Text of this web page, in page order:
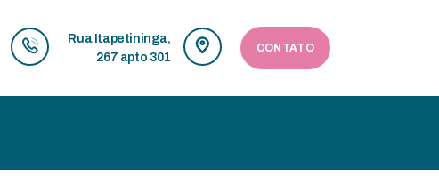
Rua Itapetininga,
267 apto 301
CONTATO